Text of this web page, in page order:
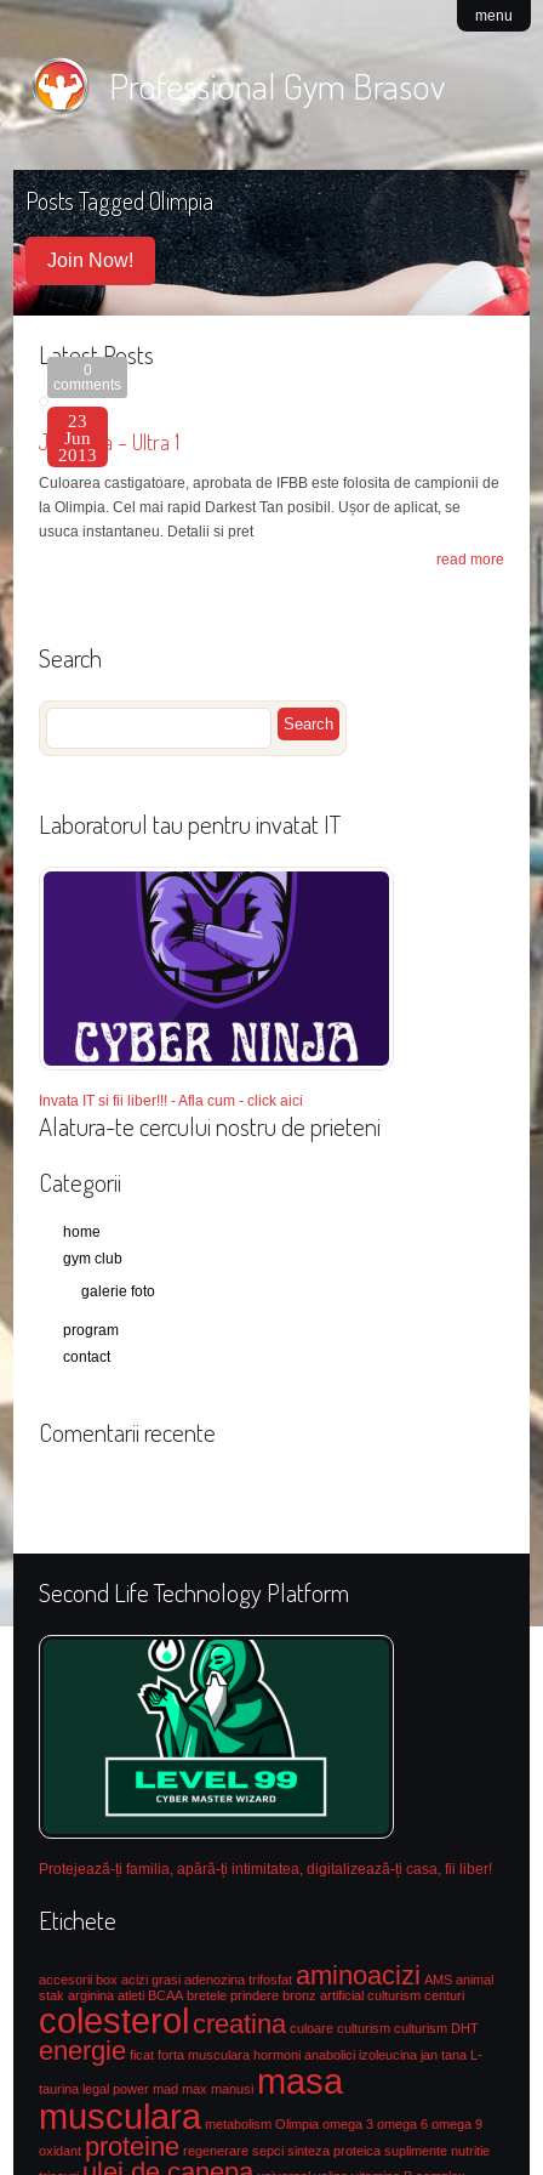
menu
Professional Gym Brasov
Posts TaggedOlimpia
Join Now!
Latest Posts
23
Jun
2013
0
comments
Jan Tana – Ultra 1
Culoarea castigatoare, aprobata de IFBB este folosita de campionii de
la Olimpia. Cel mai rapid Darkest Tan posibil. Ușor de aplicat, se
usuca instantaneu. Detalii si pret
read more
Search
Laboratorul tau pentru invatat IT
Invata IT si fii liber!!! - Afla cum - click aici
Alatura-te cercului nostru de prieteni
Categorii
home
gym club
galerie foto
program
contact
Comentarii recente
Second Life Technology Platform
Protejează-ți familia, apără-ți intimitatea, digitalizează-ți casa, fii liber!
Etichete
accesorii box acizi grasi adenozina trifosfat aminoacizi AMS animal
stak arginina atleti BCAA bretele prindere bronz artificial culturism centuri
colesterol creatina culoare culturism culturism DHT
energie ficat forta musculara hormoni anabolici izoleucina jan tana L-
taurina legal power mad max manusi masa
musculara metabolism Olimpia omega 3 omega 6 omega 9
oxidant proteine regenerare sepci sinteza proteica suplimente nutritie